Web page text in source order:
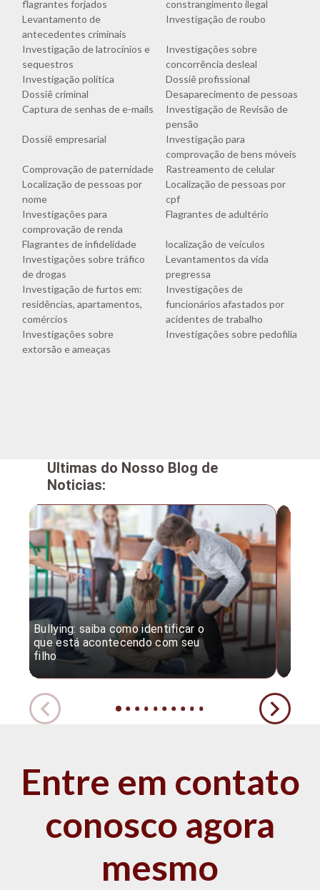
flagrantes forjados
constrangimento ilegal
Levantamento de
antecedentes criminais
Investigação de roubo
Investigação de latrocínios e
sequestros
Investigações sobre
concorrência desleal
Investigação política
Dossiê profissional
Dossiê criminal
Desaparecimento de pessoas
Captura de senhas de e-mails
Investigação de Revisão de
pensão
Dossiê empresarial
Investigação para
comprovação de bens móveis
Comprovação de paternidade
Rastreamento de celular
Localização de pessoas por
nome
Localização de pessoas por
cpf
Investigações para
comprovação de renda
Flagrantes de adultério
Flagrantes de infidelidade
localização de veículos
Investigações sobre tráfico
de drogas
Levantamentos da vida
pregressa
Investigação de furtos em:
residências, apartamentos,
comércios
Investigações de
funcionários afastados por
acidentes de trabalho
Investigações sobre
extorsão e ameaças
Investigações sobre pedofilia
Ultimas do Nosso Blog de
Noticias:
Bullying: saiba como identificar o
que está acontecendo com seu
filho
Entre em contato
conosco agora
mesmo